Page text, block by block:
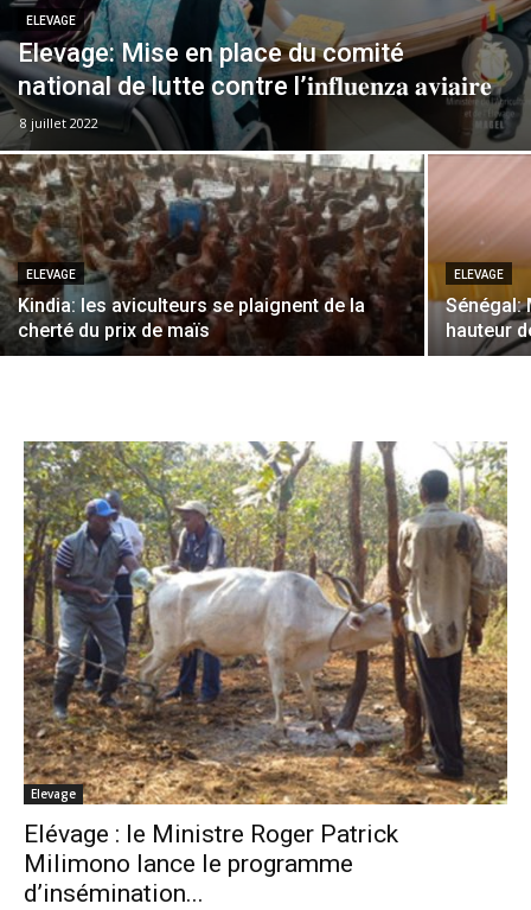
ELEVAGE
Elevage: Mise en place du comité
national de lutte contre l’𝐢𝐧𝐟𝐥𝐮𝐞𝐧𝐳𝐚 𝐚𝐯𝐢𝐚𝐢𝐫𝐞
8 juillet 2022
ELEVAGE
Kindia: les aviculteurs se plaignent de la
cherté du prix de maïs
ELEVAGE
Sénégal:
hauteur
Elevage
Elévage : le Ministre Roger Patrick
Milimono lance le programme
d’insémination...